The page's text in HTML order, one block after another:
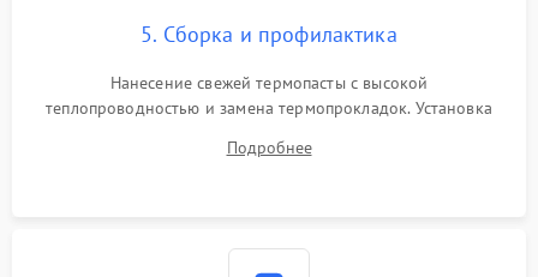
5. Сборка и профилактика
Нанесение свежей термопасты с высокой
теплопроводностью и замена термопрокладок. Установка
шлейфов, модулей памяти и накопителей. Предварительная
Подробнее